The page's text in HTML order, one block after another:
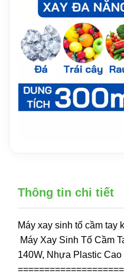
Thông tin chi tiết
Máy xay sinh tố cầm tay
Máy Xay Sinh Tố Cầm
140W, Nhựa Plastic Cao